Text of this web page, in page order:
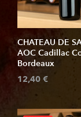
CHATEAU DE
AOC Cadillac
Bordeaux
12,40 €